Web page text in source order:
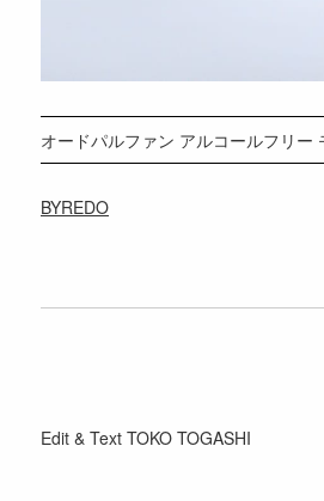
オードパルファン アルコールフリー
BYREDO
Edit & Text TOKO TOGASHI